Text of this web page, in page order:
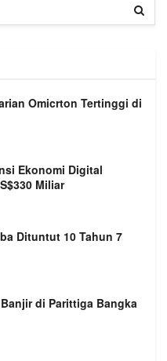
Omicrton Tertinggi di
Ekonomi Digital
Miliar
Dituntut 10 Tahun 7
di Parittiga Bangka